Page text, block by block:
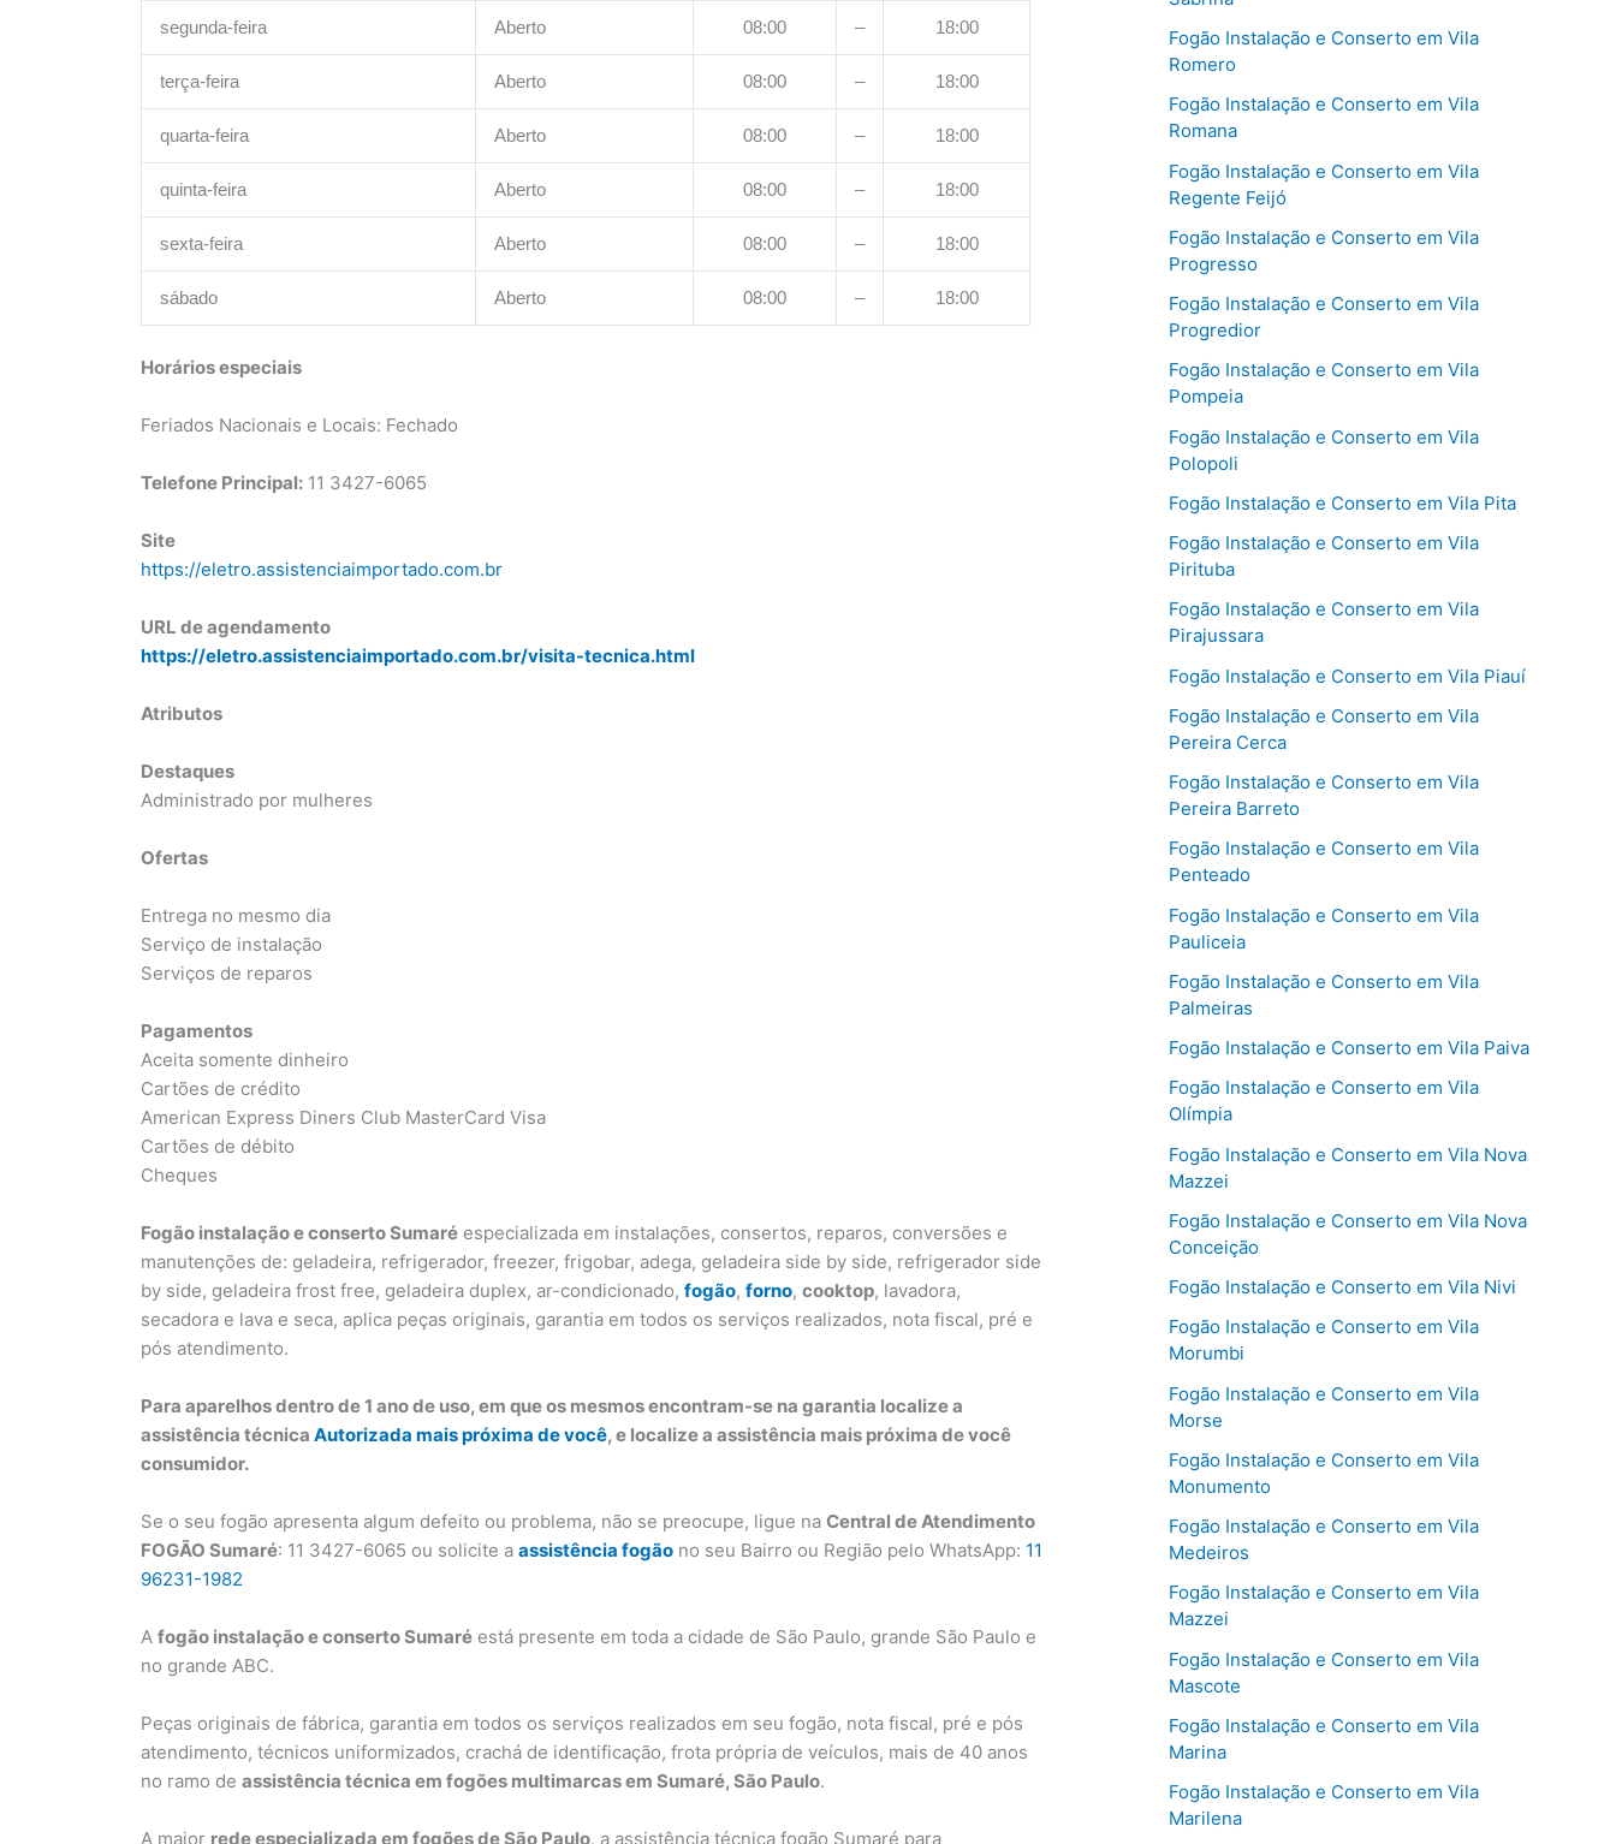
segunda-feira Aberto 08:00 – 18:00
terça-feira Aberto 08:00 – 18:00
quarta-feira Aberto 08:00 – 18:00
quinta-feira Aberto 08:00 – 18:00
sexta-feira Aberto 08:00 – 18:00
sábado Aberto 08:00 – 18:00
Horários especiais
Feriados Nacionais e Locais: Fechado
Telefone Principal: 11 3427-6065
Site
https://eletro.assistenciaimportado.com.br
URL de agendamento
https://eletro.assistenciaimportado.com.br/visita-tecnica.html
Atributos
Destaques
Administrado por mulheres
Ofertas
Entrega no mesmo dia
Serviço de instalação
Serviços de reparos
Pagamentos
Aceita somente dinheiro
Cartões de crédito
American Express Diners Club MasterCard Visa
Cartões de débito
Cheques
Fogão instalação e conserto Sumaré especializada em instalações, consertos, reparos, conversões e
manutenções de: geladeira, refrigerador, freezer, frigobar, adega, geladeira side by side, refrigerador side
by side, geladeira frost free, geladeira duplex, ar-condicionado, fogão, forno, cooktop, lavadora,
secadora e lava e seca, aplica peças originais, garantia em todos os serviços realizados, nota fiscal, pré e
pós atendimento.
Para aparelhos dentro de 1 ano de uso, em que os mesmos encontram-se na garantia localize a
assistência técnica Autorizada mais próxima de você, e localize a assistência mais próxima de você
consumidor.
Se o seu fogão apresenta algum defeito ou problema, não se preocupe, ligue na Central de Atendimento
FOGÃO Sumaré: 11 3427-6065 ou solicite a assistência fogão no seu Bairro ou Região pelo WhatsApp: 11
96231-1982
A fogão instalação e conserto Sumaré está presente em toda a cidade de São Paulo, grande São Paulo e
no grande ABC.
Peças originais de fábrica, garantia em todos os serviços realizados em seu fogão, nota fiscal, pré e pós
atendimento, técnicos uniformizados, crachá de identificação, frota própria de veículos, mais de 40 anos
no ramo de assistência técnica em fogões multimarcas em Sumaré, São Paulo.
A maior rede especializada em fogões de São Paulo, a assistência técnica fogão Sumaré para
Fogão Instalação e Conserto em Vila
Romero
Fogão Instalação e Conserto em Vila
Romana
Fogão Instalação e Conserto em Vila
Regente Feijó
Fogão Instalação e Conserto em Vila
Progresso
Fogão Instalação e Conserto em Vila
Progredior
Fogão Instalação e Conserto em Vila
Pompeia
Fogão Instalação e Conserto em Vila
Polopoli
Fogão Instalação e Conserto em Vila Pita
Fogão Instalação e Conserto em Vila
Pirituba
Fogão Instalação e Conserto em Vila
Pirajussara
Fogão Instalação e Conserto em Vila Piauí
Fogão Instalação e Conserto em Vila
Pereira Cerca
Fogão Instalação e Conserto em Vila
Pereira Barreto
Fogão Instalação e Conserto em Vila
Penteado
Fogão Instalação e Conserto em Vila
Pauliceia
Fogão Instalação e Conserto em Vila
Palmeiras
Fogão Instalação e Conserto em Vila Paiva
Fogão Instalação e Conserto em Vila
Olímpia
Fogão Instalação e Conserto em Vila Nova
Mazzei
Fogão Instalação e Conserto em Vila Nova
Conceição
Fogão Instalação e Conserto em Vila Nivi
Fogão Instalação e Conserto em Vila
Morumbi
Fogão Instalação e Conserto em Vila
Morse
Fogão Instalação e Conserto em Vila
Monumento
Fogão Instalação e Conserto em Vila
Medeiros
Fogão Instalação e Conserto em Vila
Mazzei
Fogão Instalação e Conserto em Vila
Mascote
Fogão Instalação e Conserto em Vila
Marina
Fogão Instalação e Conserto em Vila
Marilena